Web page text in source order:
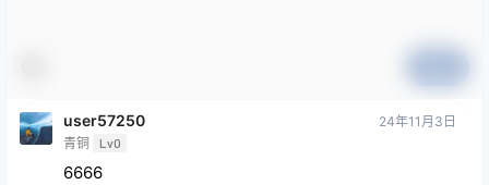
user57250
青铜 Lv0
24年11月3日
6666